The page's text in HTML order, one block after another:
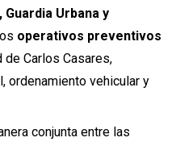
Urbana y
operativos preventivos
Carlos Casares,
ordenamiento vehicular y
conjunta entre las